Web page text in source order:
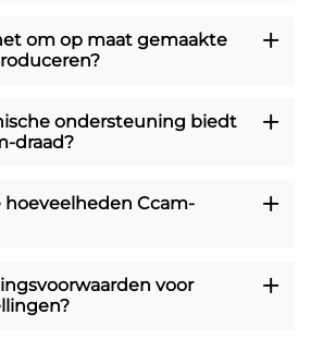
om op maat gemaakte
ondersteuning biedt
draad?
Ccam-
voor